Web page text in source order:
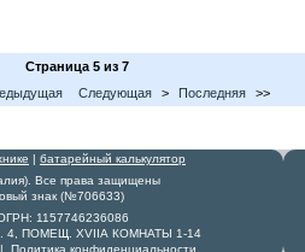
Страница 5 из 7
Следующая > Последняя >>
| батарейный калькулятор
Все права защищены
знак (№706633)
1157746236086
4, ПОМЕЩ. XVIIА КОМНАТЫ 1-14
| Политика конфиденциальности